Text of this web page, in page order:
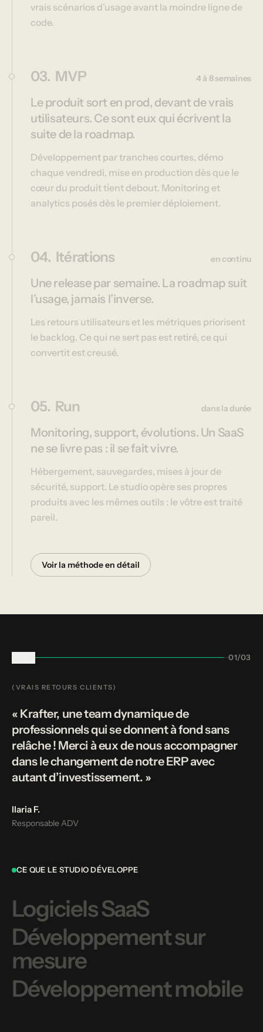
vrais scénarios d’usage avant la moindre ligne de
code.
03. MVP 4 à 8 semaines
Le produit sort en prod, devant de vrais
utilisateurs. Ce sont eux qui écrivent la
suite de la roadmap.
Développement par tranches courtes, démo
chaque vendredi, mise en production dès que le
cœur du produit tient debout. Monitoring et
analytics posés dès le premier déploiement.
04. Itérations en continu
Une release par semaine. La roadmap suit
l’usage, jamais l’inverse.
Les retours utilisateurs et les métriques priorisent
le backlog. Ce qui ne sert pas est retiré, ce qui
convertit est creusé.
05. Run dans la durée
Monitoring, support, évolutions. Un SaaS
ne se livre pas : il se fait vivre.
Hébergement, sauvegardes, mises à jour de
sécurité, support. Le studio opère ses propres
produits avec les mêmes outils : le vôtre est traité
pareil.
Voir la méthode en détail
01/03
(VRAIS RETOURS CLIENTS)
« Krafter, une team dynamique de
professionnels qui se donnent à fond sans
relâche ! Merci à eux de nous accompagner
dans le changement de notre ERP avec
autant d’investissement. »
Ilaria F.
Responsable ADV
CE QUE LE STUDIO DÉVELOPPE
Logiciels SaaS
Développement sur
mesure
Développement mobile